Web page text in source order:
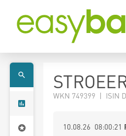
WKN 749399 | ISIN
10.08.26 08:00:21